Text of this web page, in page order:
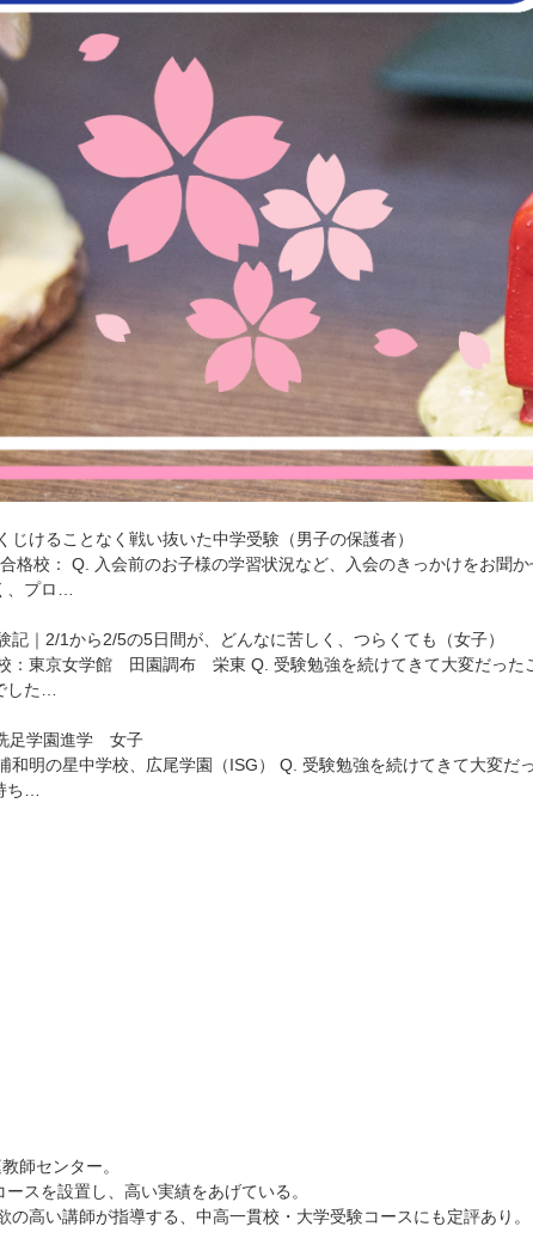
じけることなく戦い抜いた中学受験（男子の保護者）
格校： Q. 入会前のお子様の学習状況など、入会のきっかけをお
、プロ…
記｜2/1から2/5の5日間が、どんなに苦しく、つらくても（女子）
：東京女学館 田園調布 栄東 Q. 受験勉強を続けてきて大変だっ
した…
足学園進学 女子
和明の星中学校、広尾学園（ISG） Q. 受験勉強を続けてきて大変
ち…
師センター。
スを設置し、高い実績をあげている。
高い講師が指導する、中高一貫校・大学受験コースにも定評あり。